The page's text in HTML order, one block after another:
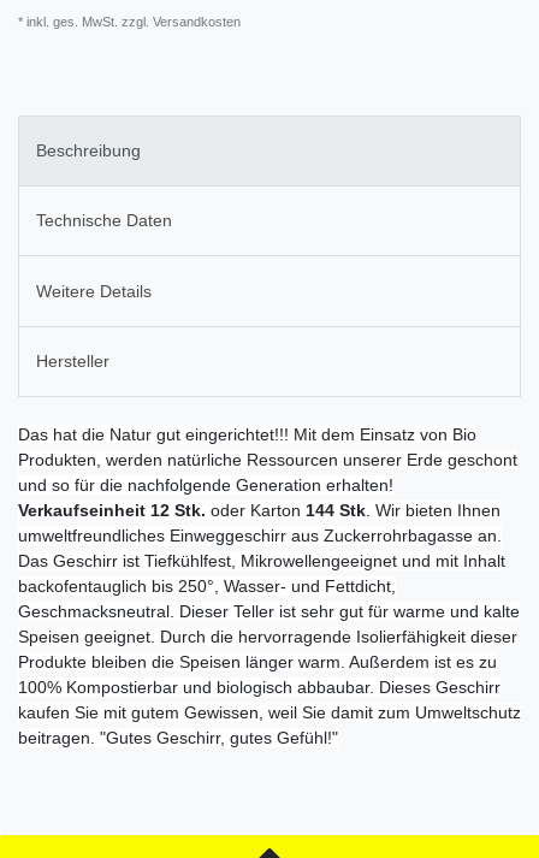
* inkl. ges. MwSt. zzgl. Versandkosten
Beschreibung
Technische Daten
Weitere Details
Hersteller
Das hat die Natur gut eingerichtet!!! Mit dem Einsatz von Bio
Produkten, werden natürliche Ressourcen unserer Erde geschont
und so für die nachfolgende Generation erhalten!
Verkaufseinheit 12 Stk. oder Karton 144 Stk . Wir bieten Ihnen
umweltfreundliches Einweggeschirr aus Zuckerrohrbagasse an.
Das Geschirr ist Tiefkühlfest, Mikrowellengeeignet und mit Inhalt
backofentauglich bis 250°, Wasser- und Fettdicht,
Geschmacksneutral. Dieser Teller ist sehr gut für warme und kalte
Speisen geeignet. Durch die hervorragende Isolierfähigkeit dieser
Produkte bleiben die Speisen länger warm. Außerdem ist es zu
100% Kompostierbar und biologisch abbaubar. Dieses Geschirr
kaufen Sie mit gutem Gewissen, weil Sie damit zum Umweltschutz
beitragen. "Gutes Geschirr, gutes Gefühl!"